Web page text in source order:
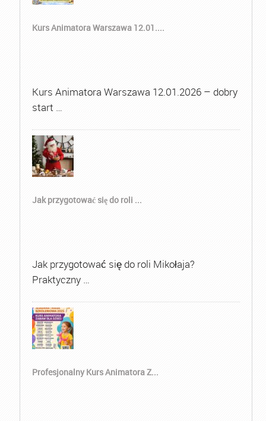
Kurs Animatora Warszawa 12.01....
Kurs Animatora Warszawa 12.01.2026 – dobry
start …
Jak przygotować się do roli ...
Jak przygotować się do roli Mikołaja?
Praktyczny …
Profesjonalny Kurs Animatora Z...